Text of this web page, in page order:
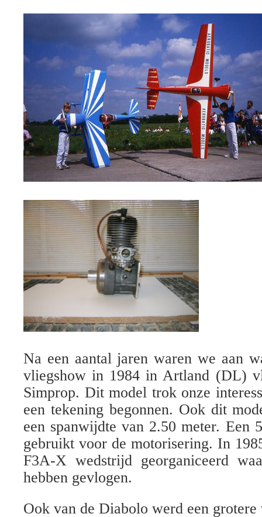
Na een aantal jaren waren we aan
vliegshow in 1984 in Artland (DL)
Simprop. Dit model trok onze
een tekening begonnen. Ook dit
een spanwijdte van 2.50 meter. Een
gebruikt voor de motorisering. In
F3A-X wedstrijd georganiceerd
hebben gevlogen.
Ook van de Diabolo werd een grotere